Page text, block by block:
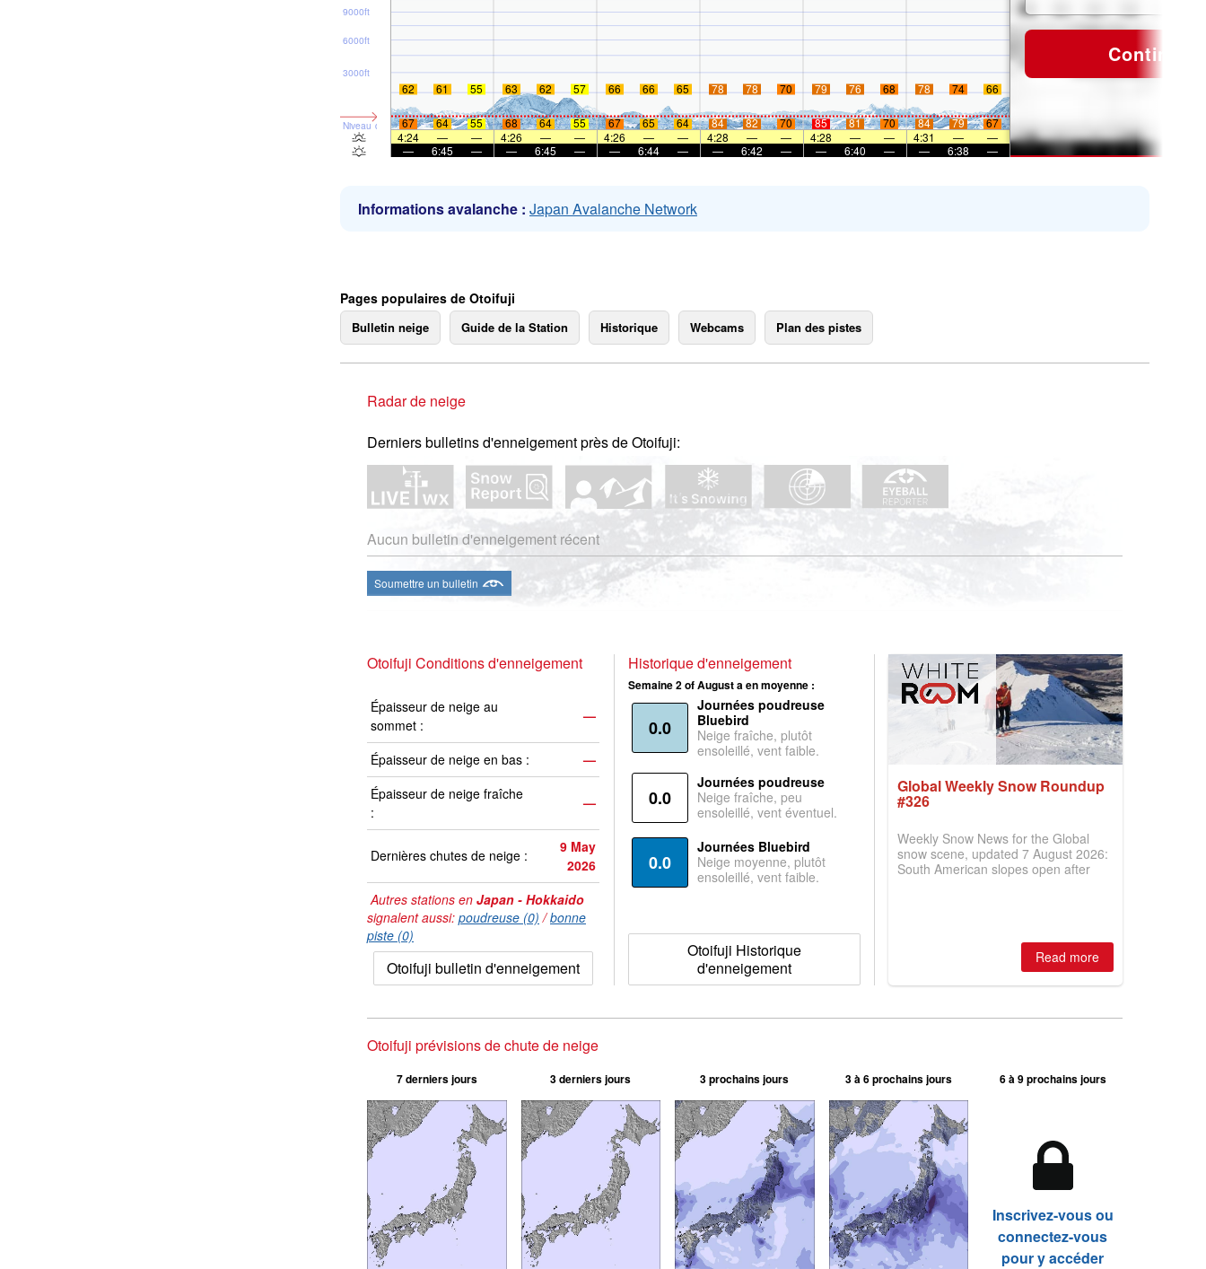
Niveau de la mer
3000ft
6000ft
9000ft
62 61 55 63 62 57 66 66 65 78 78 70 79 76 68 78 74 66
67 64 55 68 64 55 67 65 64 84 82 70 85 81 70 84 79
67
4:24
— — 4:26 — — 4:26 — — 4:28 — — 4:28 — — 4:31 —
—
—
6:45 — — 6:45 — — 6:44 — — 6:42 — — 6:40 — — 6:38 —
Continuer
Informations avalanche : Japan Avalanche Network
Pages populaires de Otoifuji
Bulletin neige Guide de la Station Historique Webcams Plan des pistes
Radar de neige
Derniers bulletins d'enneigement près de Otoifuji:
Aucun bulletin d'enneigement récent
Soumettre un bulletin
Otoifuji Conditions d'enneigement
Épaisseur de neige au
sommet :
—
Épaisseur de neige en bas :
—
Épaisseur de neige fraîche
:
—
Dernières chutes de neige :
9 May
2026
Autres stations en Japan - Hokkaido
signalent aussi: poudreuse (0) /bonne
piste (0)
Otoifuji bulletin d'enneigement
Historique d'enneigement
Semaine 2 of August a en moyenne :
0.0
Journées poudreuse
Bluebird
Neige fraîche, plutôt
ensoleillé, vent faible.
0.0
Journées poudreuse
Neige fraîche, peu
ensoleillé, vent éventuel.
0.0
Journées Bluebird
Neige moyenne, plutôt
ensoleillé, vent faible.
Otoifuji Historique
d'enneigement
Global Weekly Snow Roundup
#326
Weekly Snow News for the Global
snow scene, updated 7 August 2026:
South American slopes open after
two outdoor areas still open.
Read more
Otoifuji prévisions de chute de neige
7 derniers jours 3 derniers jours 3 prochains jours 3 à 6 prochains jours 6 à 9 prochains jours
Inscrivez-vous ou
connectez-vous
pour y accéder